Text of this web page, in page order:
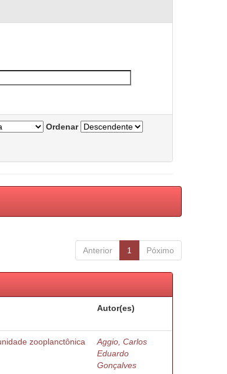
Ordenar
Anterior 1 Póximo
Autor(es)
zooplanctônica
Aggio, Carlos
Eduardo
Gonçalves